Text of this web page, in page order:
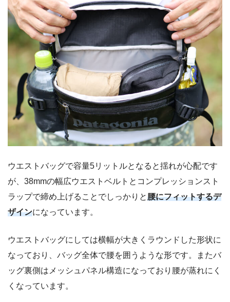
ウエストバッグで容量5リットルとなると揺れが心配です
が、38mmの幅広ウエストベルトとコンプレッションスト
ラップで締め上げることでしっかりと腰にフィットするデ
ザインになっています。
ウエストバッグにしては横幅が大きくラウンドした形状に
なっており、バッグ全体で腰を囲うような形です。またバ
ッグ裏側はメッシュパネル構造になっており腰が蒸れにく
くなっています。